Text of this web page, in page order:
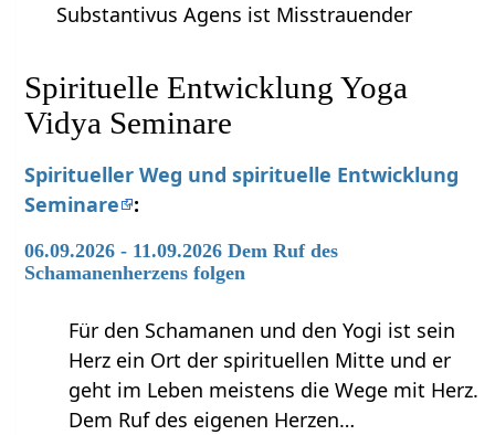
Substantivus Agens ist Misstrauender
Spirituelle Entwicklung Yoga
Vidya Seminare
Spiritueller Weg und spirituelle Entwicklung
Seminare
:
06.09.2026 - 11.09.2026 Dem Ruf des
Schamanenherzens folgen
Für den Schamanen und den Yogi ist sein
Herz ein Ort der spirituellen Mitte und er
geht im Leben meistens die Wege mit Herz.
Dem Ruf des eigenen Herzen…